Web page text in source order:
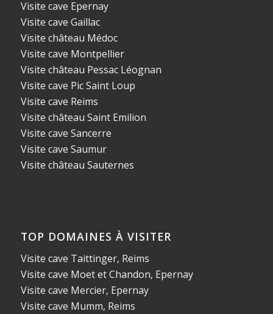
Visite cave Epernay
Visite cave Gaillac
Visite château Médoc
Visite cave Montpellier
Visite château Pessac Léognan
Visite cave Pic Saint Loup
Visite cave Reims
Visite château Saint Emilion
Visite cave Sancerre
Visite cave Saumur
Visite château Sauternes
TOP DOMAINES À VISITER
Visite cave Taittinger, Reims
Visite cave Moet et Chandon, Epernay
Visite cave Mercier, Epernay
Visite cave Mumm, Reims